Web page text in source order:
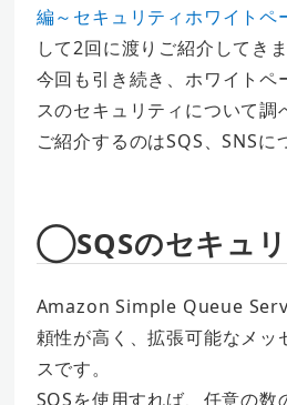
編～セキュリティホワイト
して2回に渡りご紹介してきま
今回も引き続き、ホワイトペ
スのセキュリティについて調
ご紹介するのはSQS、SNSに
◯SQSのセキュ
Amazon Simple Queue
頼性が高く、拡張可能なメッ
スです。
SQSを使用すれば、任意の数